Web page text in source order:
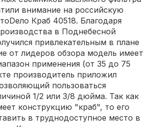
внимание на российскую
Краб 40518. Благодаря
в Поднебесной
привлекательным в плане
от лидеров обзора модель имеет
применения (от 35 до 75
производитель приложил
пользоваться
1/2 или 3/8 дюйма. Так как
конструкцию "краб", то его
в труднодоступное место в